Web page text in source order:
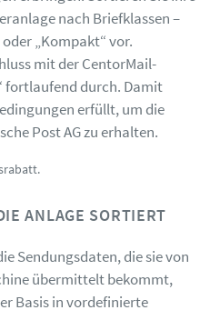
nach Briefklassen –
„Kompakt“ vor.
mit der CentorMail-
fortlaufend durch. Damit
erfüllt, um die
Post AG zu erhalten.
ANLAGE SORTIERT
Sendungsdaten, die sie von
übermittelt bekommt,
Basis in vordefinierte